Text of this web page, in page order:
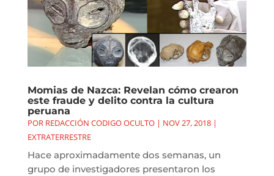
Momias de Nazca: Revelan cómo crearon
este fraude y delito contra la cultura
peruana
POR REDACCIÓN CODIGO OCULTO| NOV 27, 2018|
EXTRATERRESTRE
Hace aproximadamente dos semanas, un
grupo de investigadores presentaron los